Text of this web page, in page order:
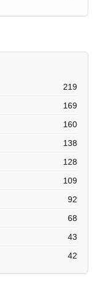
219
169
160
138
128
109
92
68
43
42